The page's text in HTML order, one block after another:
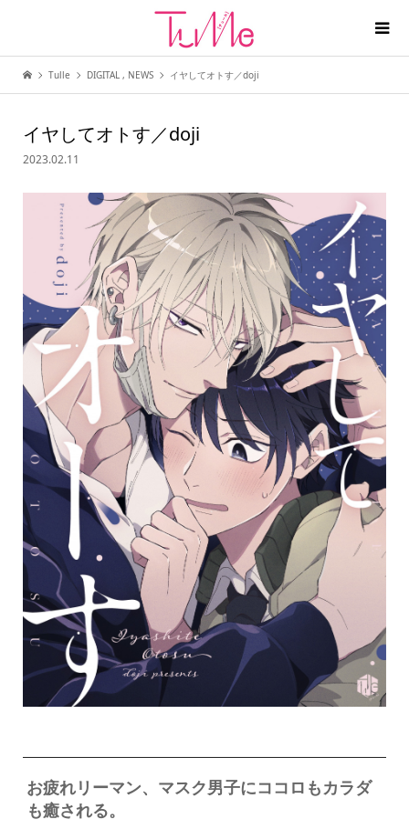
Tulle DIGITAL , NEWS イヤしてオトす／doji
イヤしてオトす／doji
2023.02.11
お疲れリーマン、マスク男子にココロもカラダ
も癒される。